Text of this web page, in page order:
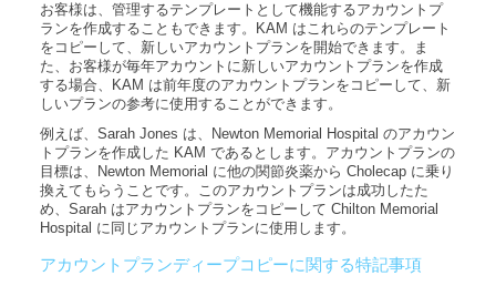
お客様は、管理するテンプレートとして機能するアカウントプ
ランを作成することもできます。KAM はこれらのテンプレート
をコピーして、新しいアカウントプランを開始できます。ま
た、お客様が毎年アカウントに新しいアカウントプランを作成
する場合、KAM は前年度のアカウントプランをコピーして、新
しいプランの参考に使用することができます。
例えば、Sarah Jones は、Newton Memorial Hospital のアカウン
トプランを作成した KAM であるとします。アカウントプランの
目標は、Newton Memorial に他の関節炎薬から Cholecap に乗り
換えてもらうことです。このアカウントプランは成功したた
め、Sarah はアカウントプランをコピーして Chilton Memorial
Hospital に同じアカウントプランに使用します。
アカウントプランディープコピーに関する特記事項